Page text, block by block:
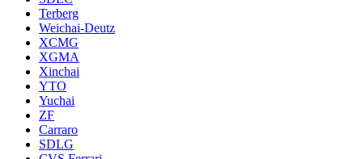
Terberg
Weichai-Deutz
XCMG
XGMA
Xinchai
YTO
Yuchai
ZF
Carraro
SDLG